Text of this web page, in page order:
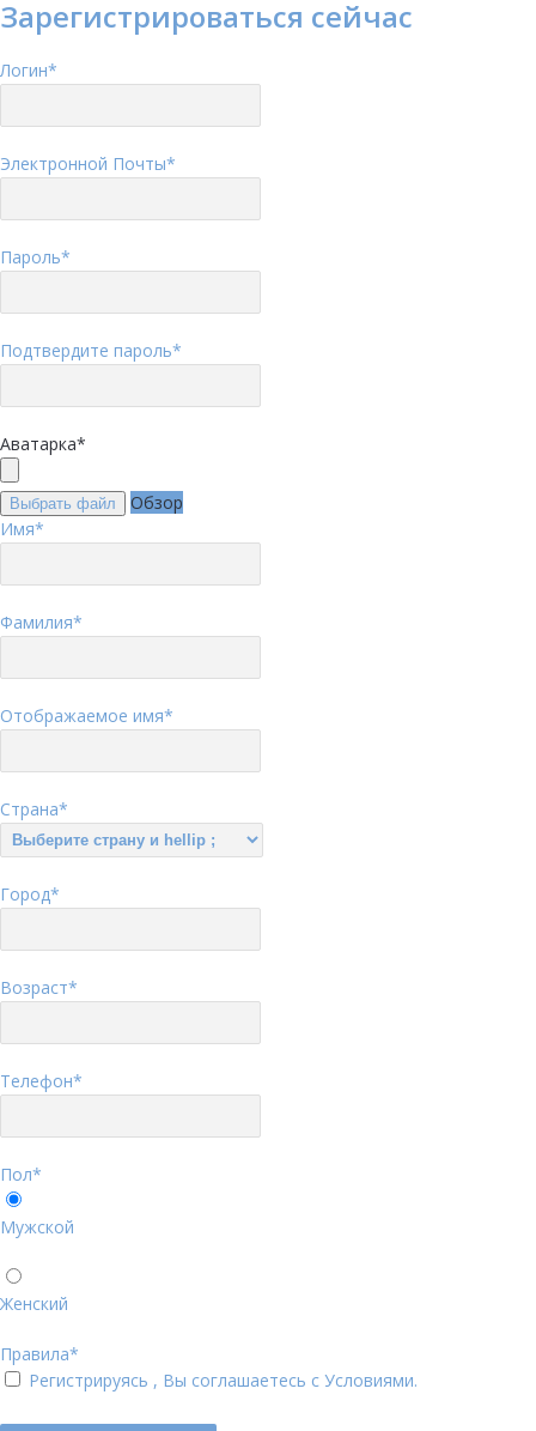
Зарегистрироваться сейчас
Логин*
Электронной Почты*
Пароль*
Подтвердите пароль*
Аватарка*
Выбрать файл
Обзор
Имя*
Фамилия*
Отображаемое имя*
Страна*
Город*
Возраст*
Телефон*
Пол*
Мужской
Женский
Правила*
Регистрируясь , Вы соглашаетесь с Условиями.